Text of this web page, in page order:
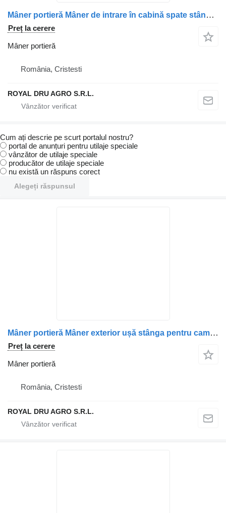
Mâner portieră Mâner de intrare în cabină spate stânga pentru camion MAN (Cod: 81970010588, 81970010526)
Preț la cerere
Mâner portieră
România, Cristesti
ROYAL DRU AGRO S.R.L.
Cum ați descrie pe scurt portalul nostru?
portal de anunțuri pentru utilaje speciale
vânzător de utilaje speciale
producător de utilaje speciale
nu există un răspuns corect
Alegeți răspunsul
Mâner portieră Mâner exterior ușă stânga pentru camion MAN cu cablu și conector electric
Preț la cerere
Mâner portieră
România, Cristesti
ROYAL DRU AGRO S.R.L.